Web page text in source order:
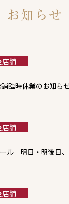
お知らせ
店舗
臨時休業のお知らせ
店舗
ル 明日・明後日、
店舗